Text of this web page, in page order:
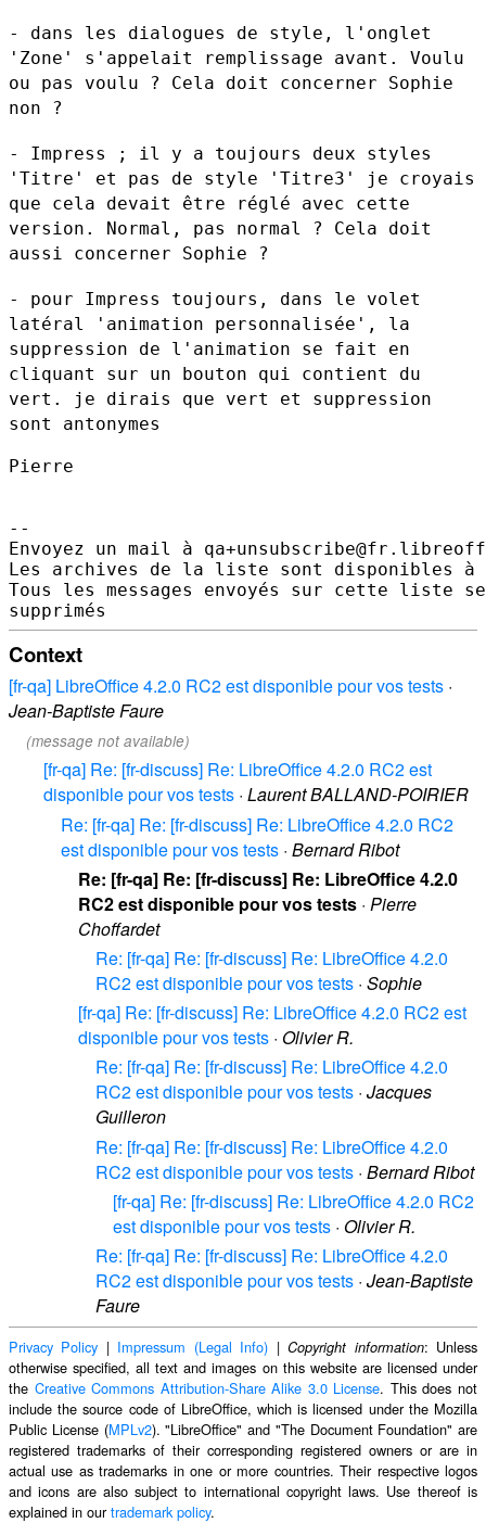
- dans les dialogues de style, l'onglet
'Zone' s'appelait remplissage avant. Voulu
ou pas voulu ? Cela doit concerner Sophie
non ?
- Impress ; il y a toujours deux styles
'Titre' et pas de style 'Titre3'
je croyais
que cela devait être réglé avec cette
version. Normal, pas normal ? Cela doit
aussi concerner Sophie ?
- pour Impress toujours, dans le volet
latéral 'animation personnalisée', la
suppression de l'animation se fait en
cliquant sur un bouton qui contient du
vert. je dirais que vert et suppression
sont antonymes
Pierre
--
Envoyez un mail à
Les archives de la liste sont disponibles à
Tous les messages envoyés sur cette liste
Context
[fr-qa] LibreOffice 4.2.0 RC2 est disponible pour vos tests ·
Jean-Baptiste Faure
(message not available)
[fr-qa] Re: [fr-discuss] Re: LibreOffice 4.2.0 RC2 est
disponible pour vos tests · Laurent BALLAND-POIRIER
Re: [fr-qa] Re: [fr-discuss] Re: LibreOffice 4.2.0 RC2
est disponible pour vos tests · Bernard Ribot
Re: [fr-qa] Re: [fr-discuss] Re: LibreOffice 4.2.0
RC2 est disponible pour vos tests · Pierre
Choffardet
Re: [fr-qa] Re: [fr-discuss] Re: LibreOffice 4.2.0
RC2 est disponible pour vos tests · Sophie
[fr-qa] Re: [fr-discuss] Re: LibreOffice 4.2.0 RC2 est
disponible pour vos tests · Olivier R.
Re: [fr-qa] Re: [fr-discuss] Re: LibreOffice 4.2.0
RC2 est disponible pour vos tests · Jacques
Guilleron
Re: [fr-qa] Re: [fr-discuss] Re: LibreOffice 4.2.0
RC2 est disponible pour vos tests · Bernard Ribot
[fr-qa] Re: [fr-discuss] Re: LibreOffice 4.2.0 RC2
est disponible pour vos tests · Olivier R.
Re: [fr-qa] Re: [fr-discuss] Re: LibreOffice 4.2.0
RC2 est disponible pour vos tests · Jean-Baptiste
Faure
Privacy Policy | Impressum (Legal Info) |Copyright information: Unless
otherwise specified, all text and images on this website are licensed under
the Creative Commons Attribution-Share Alike 3.0 License. This does not
include the source code of LibreOffice, which is licensed under the Mozilla
Public License (MPLv2). "LibreOffice" and "The Document Foundation" are
registered trademarks of their corresponding registered owners or are in
actual use as trademarks in one or more countries. Their respective logos
and icons are also subject to international copyright laws. Use thereof is
explained in ourtrademark policy.